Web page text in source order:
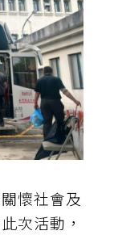
懷社會及
次活動，